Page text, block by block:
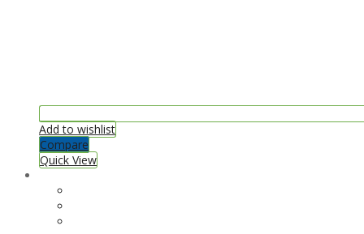
Add to wishlist
Compare
Quick View